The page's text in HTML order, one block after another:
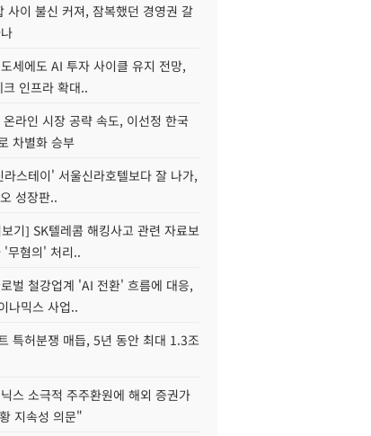
사이 불신 커져, 잠복했던 경영권 갈
세에도 AI 투자 사이클 유지 전망,
인프라 확대..
라인 시장 공략 속도, 이선정 한국
차별화 승부
스테이' 서울신라호텔보다 잘 나가,
성장판..
기] SK텔레콤 해킹사고 관련 자료보
'무혐의' 처리..
벌 철강업계 'AI 전환' 흐름에 대응,
나믹스 사업..
특허분쟁 매듭, 5년 동안 최대 1.3조
스 소극적 주주환원에 해외 증권가
지속성 의문"